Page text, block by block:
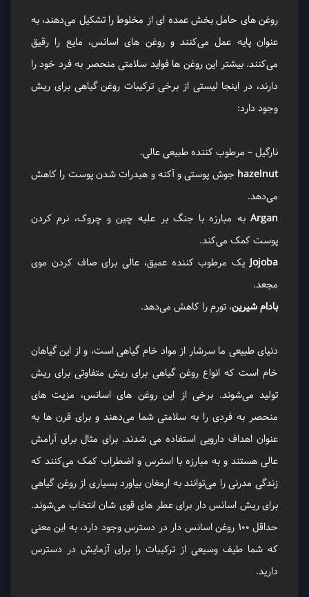
روغن ‌های حامل بخش عمده ‌ای از مخلوط را تشکیل می‌دهند، به
عنوان پایه عمل می‌کنند و روغن ‌های اسانس، مایع را رقیق
می‌کنند. بیشتر این روغن ‌ها فواید سلامتی منحصر به فرد خود را
دارند، در اینجا لیستی از برخی ترکیبات روغن گیاهی برای ریش
وجود دارد:
نارگیل – مرطوب کننده طبیعی عالی.
hazelnut جوش پوستی و آکنه و هیدرات شدن پوست را کاهش
می‌دهد.
Argan به مبارزه با جنگ بر علیه چین و چروک، نرم کردن
پوست کمک می‌کند.
Jojobaیک مرطوب کننده عمیق، عالی برای صاف کردن موی
مجعد.
بادامشیرین، تورم را کاهش می‌دهد.
دنیای طبیعی ما سرشار از مواد خام گیاهی است، و از این گیاهان
خام است که انواع روغن گیاهی برای ریش متفاوتی برای ریش
تولید می‌شوند. برخی از این روغن ‌های اسانس، مزیت ‌های
منحصر به فردی را به سلامتی شما می‌دهند و برای قرن ‌ها به
عنوان اهداف دارویی استفاده می‌ شدند. برای مثال برای آرامش
عالی هستند و به مبارزه با استرس و اضطراب کمک می‌کنند که
زندگی مدرنی را می‌توانند به ارمغان بیاورد بسیاری از روغن گیاهی
برای ریش اسانس دار برای عطر های قوی شان انتخاب می‌شوند.
حداقل ۱۰۰ روغن اسانس دار در دسترس وجود دارد، به این معنی
که شما طیف وسیعی از ترکیبات را برای آزمایش در دسترس
دارید.